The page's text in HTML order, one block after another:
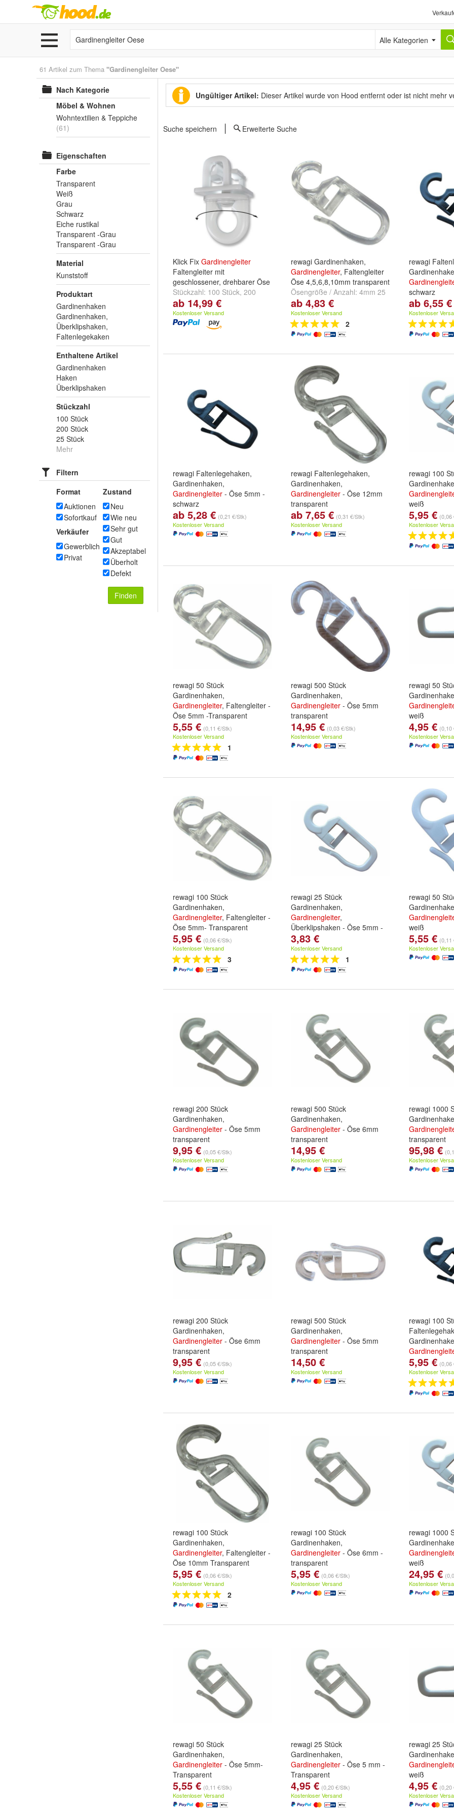
Alle Kategorien
61 Artikel zum Thema "Gardinengleiter Oese"
Nach Kategorie
Möbel & Wohnen
Wohntextilien & Teppiche
(61)
Eigenschaften
Farbe
Transparent
Weiß
Grau
Schwarz
Eiche rustikal
Transparent -Grau
Transparent -Grau
Material
Kunststoff
Produktart
Gardinenhaken
Gardinenhaken,
Überklipshaken,
Faltenlegekaken
Enthaltene Artikel
Gardinenhaken
Haken
Überklipshaken
Stückzahl
100 Stück
200 Stück
25 Stück
Mehr
Filtern
Format
Auktionen
Sofortkauf
Verkäufer
Gewerblich
Privat
Zustand
Neu
Wie neu
Sehr gut
Gut
Akzeptabel
Überholt
Defekt
Finden
Ungültiger Artikel: Dieser Artikel wurde von Hood entfernt oder ist nicht mehr
Suche speichern Erweiterte Suche
Klick Fix Gardinengleiter
Faltengleiter mit
geschlossener, drehbarer Öse
Stückzahl: 100 Stück, 200
Stückund300 Stück
ab 14,99 €
Kostenloser Versand
rewagi Gardinenhaken,
Gardinengleiter, Faltengleiter
Öse 4,5,6,8,10mm transparent
Ösengröße / Anzahl: 4mm 25
Stück, 4mm 50 Stück
100 Stückundweitere ...
ab 4,83 €
Kostenloser Versand
2
rewagi
schwarz
Stückzahl:
100 Stück
ab 6,55 €
Kostenloser
rewagi Faltenlegehaken,
Gardinenhaken,
Gardinengleiter - Öse 5mm -
schwarz
Stückzahl: 25 Stück,50 Stück
100 Stückundweitere ...
ab 5,28 € (0,21 €/Stk)
Kostenloser Versand
rewagi Faltenlegehaken,
Gardinenhaken,
Gardinengleiter - Öse 12mm
transparent
Stückzahl: 25 Stück,50 Stück
100 Stückundweitere ...
ab 7,65 € (0,31 €/Stk)
Kostenloser Versand
rewagi 100
weiß
5,95 € (0,06
Kostenloser
rewagi 50 Stück
Gardinenhaken,
Gardinengleiter, Faltengleiter -
Öse 5mm -Transparent
5,55 € (0,11 €/Stk)
Kostenloser Versand
1
rewagi 500 Stück
Gardinenhaken,
Gardinengleiter - Öse 5mm
transparent
14,95 € (0,03 €/Stk)
Kostenloser Versand
rewagi 50
weiß
4,95 € (0,10
Kostenloser
rewagi 100 Stück
Gardinenhaken,
Gardinengleiter, Faltengleiter -
Öse 5mm- Transparent
5,95 € (0,06 €/Stk)
Kostenloser Versand
3
rewagi 25 Stück
Gardinenhaken,
Gardinengleiter,
Überklipshaken - Öse 5mm -
weiß
3,83 €
Kostenloser Versand
1
rewagi 50
weiß
5,55 € (0,11
Kostenloser
rewagi 200 Stück
Gardinenhaken,
Gardinengleiter - Öse 5mm
transparent
9,95 € (0,05 €/Stk)
Kostenloser Versand
rewagi 500 Stück
Gardinenhaken,
Gardinengleiter - Öse 6mm
transparent
14,95 €
Kostenloser Versand
rewagi 1000
transparent
95,98 €
Kostenloser
rewagi 200 Stück
Gardinenhaken,
Gardinengleiter - Öse 6mm
transparent
9,95 € (0,05 €/Stk)
Kostenloser Versand
rewagi 500 Stück
Gardinenhaken,
Gardinengleiter - Öse 5mm
transparent
14,50 €
Kostenloser Versand
rewagi 100
schwarz
5,95 € (0,06
Kostenloser
rewagi 100 Stück
Gardinenhaken,
Gardinengleiter, Faltengleiter -
Öse 10mm Transparent
5,95 € (0,06 €/Stk)
Kostenloser Versand
2
rewagi 100 Stück
Gardinenhaken,
Gardinengleiter - Öse 6mm -
transparent
5,95 € (0,06 €/Stk)
Kostenloser Versand
rewagi 1000
weiß
24,95 €
Kostenloser
rewagi 50 Stück
Gardinenhaken,
Gardinengleiter - Öse 5mm-
Transparent
5,55 € (0,11 €/Stk)
Kostenloser Versand
rewagi 25 Stück
Gardinenhaken,
Gardinengleiter - Öse 5 mm -
Transparent
4,95 € (0,20 €/Stk)
Kostenloser Versand
rewagi 25
weiß
4,95 € (0,20
Kostenloser